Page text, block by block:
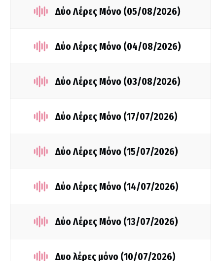
Δύο Λέρες Μόνο (05/08/2026)
Δύο Λέρες Μόνο (04/08/2026)
Δύο Λέρες Μόνο (03/08/2026)
Δύο Λέρες Μόνο (17/07/2026)
Δύο Λέρες Μόνο (15/07/2026)
Δύο Λέρες Μόνο (14/07/2026)
Δύο Λέρες Μόνο (13/07/2026)
Δυο λέρες μόνο (10/07/2026)